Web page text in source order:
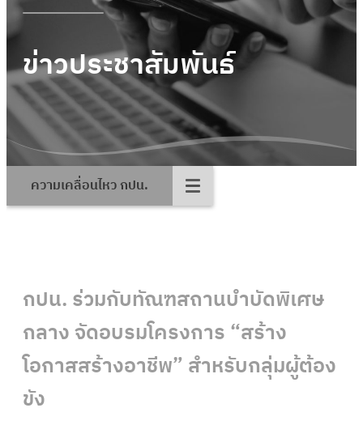
ข่าวประชาสัมพันธ์
ความเคลื่อนไหว กปน.
กปน. ร่วมกับทัณฑสถานบำบัดพิเศษ
กลาง จัดอบรมโครงการ “สร้าง
โอกาสสร้างอาชีพ” สำหรับกลุ่มผู้ต้อง
ขัง